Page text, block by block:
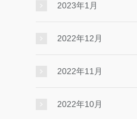
2023年1月
2022年12月
2022年11月
2022年10月